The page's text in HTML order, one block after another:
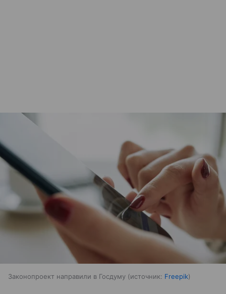
Законопроект направили в Госдуму источник: Freepik